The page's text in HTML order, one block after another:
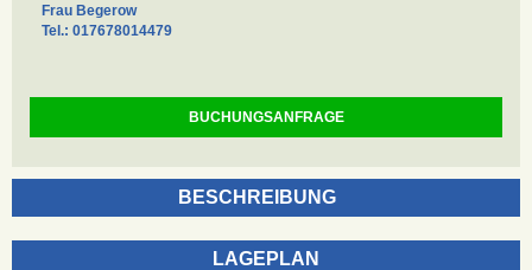
Frau Begerow
Tel.: 017678014479
BUCHUNGSANFRAGE
BESCHREIBUNG
LAGEPLAN